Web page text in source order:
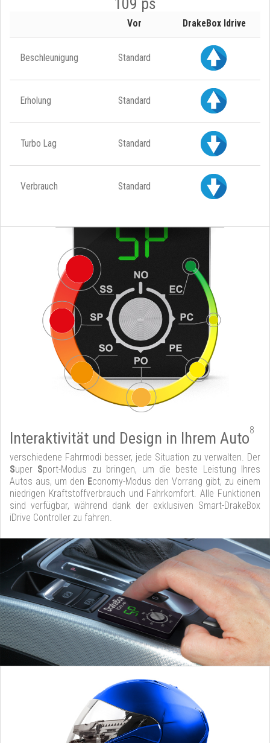
Vor DrakeBox Idrive
Beschleunigung Standard
Erholung Standard
Turbo Lag Standard
Verbrauch Standard
Interaktivität und Design in Ihrem Auto8
verschiedene Fahrmodi besser, jede Situation zu verwalten. Der
Super Sport-Modus zu bringen, um die beste Leistung Ihres
Autos aus, um den Economy-Modus den Vorrang gibt, zu einem
niedrigen Kraftstoffverbrauch und Fahrkomfort. Alle Funktionen
sind verfügbar, während dank der exklusiven Smart-DrakeBox
iDrive Controller zu fahren.